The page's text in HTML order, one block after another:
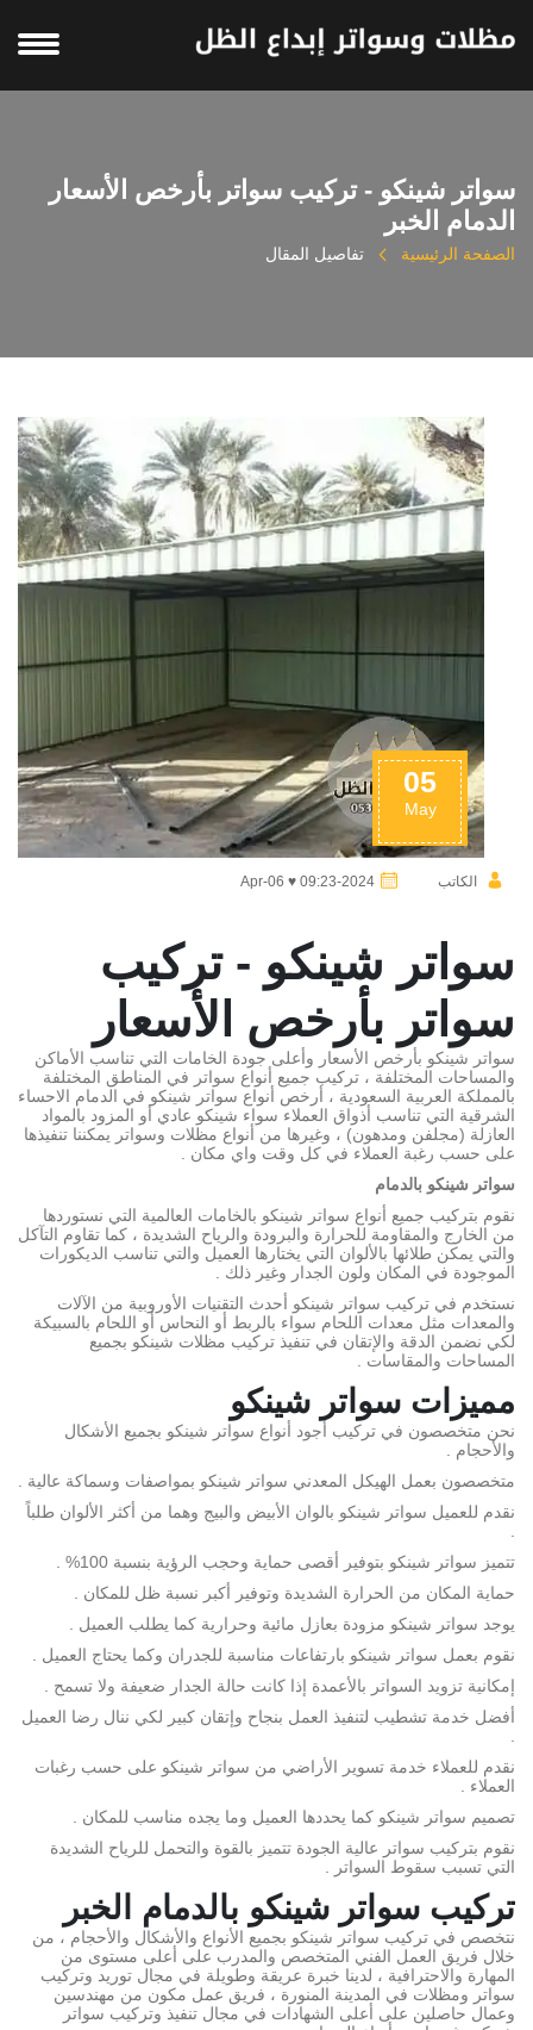
سواتر شينكو - تركيب سواتر بأرخص الأسعار
الدمام الخبر
الصفحة الرئيسية تفاصيل المقال
05
May
الكاتب 2024-Apr-06 ♥ 09:23
سواتر شينكو - تركيب
سواتر بأرخص الأسعار
سواتر شينكو بأرخص الأسعار وأعلى جودة الخامات التي تناسب الأماكن
والمساحات المختلفة ، تركيب جميع أنواع سواتر في المناطق المختلفة
بالمملكة العربية السعودية ، أرخص أنواع سواتر شينكو في الدمام الاحساء
الشرقية التي تناسب أذواق العملاء سواء شينكو عادي أو المزود بالمواد
العازلة (مجلفن ومدهون) ، وغيرها من أنواع مظلات وسواتر يمكننا تنفيذها
على حسب رغبة العملاء في كل وقت واي مكان .
سواتر شينكو بالدمام
نقوم بتركيب جميع أنواع سواتر شينكو بالخامات العالمية التي نستوردها
من الخارج والمقاومة للحرارة والبرودة والرياح الشديدة ، كما تقاوم التآكل
والتي يمكن طلائها بالألوان التي يختارها العميل والتي تناسب الديكورات
الموجودة في المكان ولون الجدار وغير ذلك .
نستخدم في تركيب سواتر شينكو أحدث التقنيات الأوروبية من الآلات
والمعدات مثل معدات اللحام سواء بالربط أو النحاس أو اللحام بالسبيكة
لكي نضمن الدقة والإتقان في تنفيذ تركيب مظلات شينكو بجميع
المساحات والمقاسات .
مميزات سواتر شينكو
نحن متخصصون في تركيب أجود أنواع سواتر شينكو بجميع الأشكال
والأحجام .
متخصصون بعمل الهيكل المعدني سواتر شينكو بمواصفات وسماكة عالية .
نقدم للعميل سواتر شينكو بالوان الأبيض والبيج وهما من أكثر الألوان طلباً
تتميز سواتر شينكو بتوفير أقصى حماية وحجب الرؤية بنسبة 100% .
حماية المكان من الحرارة الشديدة وتوفير أكبر نسبة ظل للمكان .
يوجد سواتر شينكو مزودة بعازل مائية وحرارية كما يطلب العميل .
نقوم بعمل سواتر شينكو بارتفاعات مناسبة للجدران وكما يحتاج العميل .
إمكانية تزويد السواتر بالأعمدة إذا كانت حالة الجدار ضعيفة ولا تسمح .
أفضل خدمة تشطيب لتنفيذ العمل بنجاح وإتقان كبير لكي ننال رضا العميل
نقدم للعملاء خدمة تسوير الأراضي من سواتر شينكو على حسب رغبات
العملاء .
تصميم سواتر شينكو كما يحددها العميل وما يجده مناسب للمكان .
نقوم بتركيب سواتر عالية الجودة تتميز بالقوة والتحمل للرياح الشديدة
التي تسبب سقوط السواتر .
تركيب سواتر شينكو بالدمام الخبر
نتخصص في تركيب سواتر شينكو بجميع الأنواع والأشكال والأحجام ، من
خلال فريق العمل الفني المتخصص والمدرب على أعلى مستوى من
المهارة والاحترافية ، لدينا خبرة عريقة وطويلة في مجال توريد وتركيب
سواتر ومظلات في المدينة المنورة ، فريق عمل مكون من مهندسين
وعمال حاصلين على أعلى الشهادات في مجال تنفيذ وتركيب سواتر